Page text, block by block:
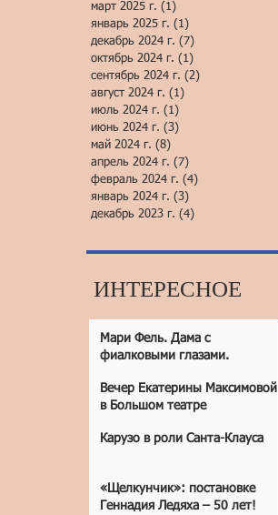
март 2025 г. (1)
январь 2025 г. (1)
декабрь 2024 г. (7)
октябрь 2024 г. (1)
сентябрь 2024 г. (2)
август 2024 г. (1)
июль 2024 г. (1)
июнь 2024 г. (3)
май 2024 г. (8)
апрель 2024 г. (7)
февраль 2024 г. (4)
январь 2024 г. (3)
декабрь 2023 г. (4)
ИНТЕРЕСНОЕ
Мари Фель. Дама с
фиалковыми глазами.
Вечер Екатерины Максимовой
в Большом театре
Карузо в роли Санта-Клауса
«Щелкунчик»: постановке
Геннадия Ледяха – 50 лет!